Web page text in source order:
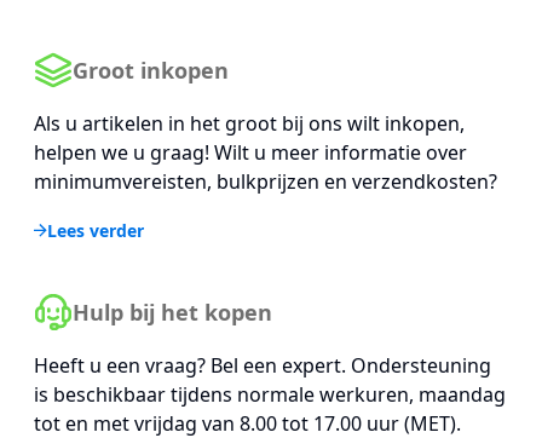
Groot inkopen
Als u artikelen in het groot bij ons wilt inkopen,
helpen we u graag! Wilt u meer informatie over
minimumvereisten, bulkprijzen en verzendkosten?
Lees verder
Hulp bij het kopen
Heeft u een vraag? Bel een expert. Ondersteuning
is beschikbaar tijdens normale werkuren, maandag
tot en met vrijdag van 8.00 tot 17.00 uur (MET).